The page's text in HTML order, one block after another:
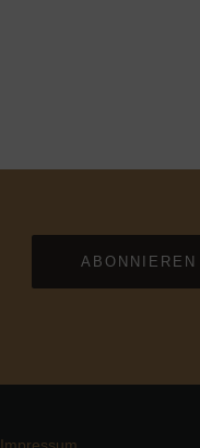
ABONNIEREN
Impressum